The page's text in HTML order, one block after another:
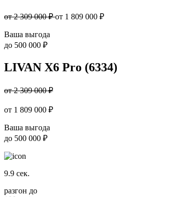
от 2 309 000 ₽от 1 809 000 ₽
Ваша выгода
до 500 000 ₽
LIVAN X6 Pro (6334)
от 2 309 000 ₽
от 1 809 000 ₽
Ваша выгода
до 500 000 ₽
9.9 сек.
разгон до